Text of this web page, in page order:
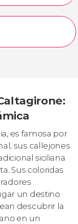
es famosa por
sus callejones
siciliana
Sus coloridas
un destino
descubrir la
en un